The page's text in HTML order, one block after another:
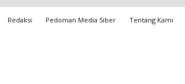
Redaksi Pedoman Media Siber Tentang Kami